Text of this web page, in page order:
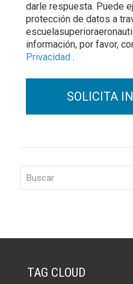
darle respuesta. Puede
protección de datos a
información, por favor,
Privacidad .
TAG CLOUD